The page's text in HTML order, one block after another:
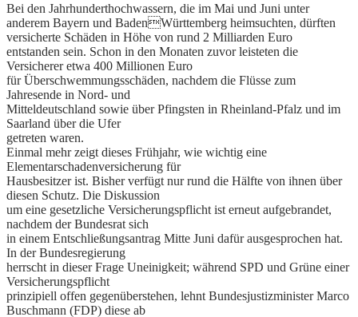
Bei den Jahrhunderthochwassern, die im Mai und Juni unter
anderem Bayern und BadenWürttemberg heimsuchten, dürften
versicherte Schäden in Höhe von rund 2 Milliarden Euro
entstanden sein. Schon in den Monaten zuvor leisteten die
Versicherer etwa 400 Millionen Euro
für Überschwemmungsschäden, nachdem die Flüsse zum
Jahresende in Nord- und
Mitteldeutschland sowie über Pfingsten in Rheinland-Pfalz und im
Saarland über die Ufer
getreten waren.
Einmal mehr zeigt dieses Frühjahr, wie wichtig eine
Elementarschadenversicherung für
Hausbesitzer ist. Bisher verfügt nur rund die Hälfte von ihnen über
diesen Schutz. Die Diskussion
um eine gesetzliche Versicherungspflicht ist erneut aufgebrandet,
nachdem der Bundesrat sich
in einem Entschließungsantrag Mitte Juni dafür ausgesprochen hat.
In der Bundesregierung
herrscht in dieser Frage Uneinigkeit; während SPD und Grüne einer
Versicherungspflicht
prinzipiell offen gegenüberstehen, lehnt Bundesjustizminister Marco
Buschmann (FDP) diese ab